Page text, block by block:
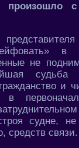
произошло
в
не
судьба
и
в
судне,
средств связи.